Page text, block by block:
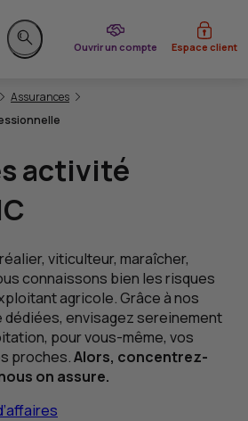
Rechercher sur le site
Ouvrir un compte
du CIC Espace client
Assurances
activité
viticulteur, maraîcher,
connaissons bien les risques
agricole. Grâce à nos
dédiées, envisagez sereinement
pour vous-même, vos
proches.Alors, concentrez-
on assure.